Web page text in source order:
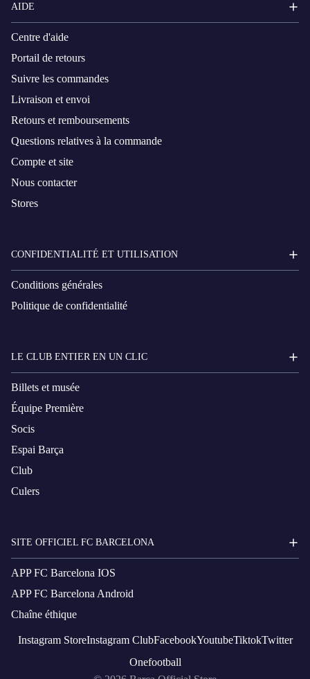
AIDE
Centre d'aide
Portail de retours
Suivre les commandes
Livraison et envoi
Retours et remboursements
Questions relatives à la commande
Compte et site
Nous contacter
Stores
CONFIDENTIALITÉ ET UTILISATION
Conditions générales
Politique de confidentialité
LE CLUB ENTIER EN UN CLIC
Billets et musée
Équipe Première
Socis
Espai Barça
Club
Culers
SITE OFFICIEL FC BARCELONA
APP FC Barcelona IOS
APP FC Barcelona Android
Chaîne éthique
Instagram StoreInstagram ClubFacebookYoutubeTiktokTwitter
Onefootball